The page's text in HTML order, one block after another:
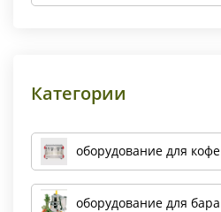
Категории
оборудование для кофе
оборудование для бара